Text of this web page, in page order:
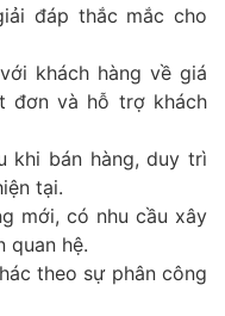
đáp thắc mắc cho
khách hàng về giá
đơn và hỗ trợ khách
khi bán hàng, duy trì
tại.
mới, có nhu cầu xây
quan hệ.
theo sự phân công